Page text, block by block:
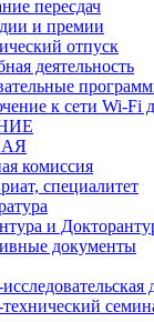
пересдач
и премии
отпуск
деятельность
к сети Wi-Fi
комиссия
специалитет
и
документы